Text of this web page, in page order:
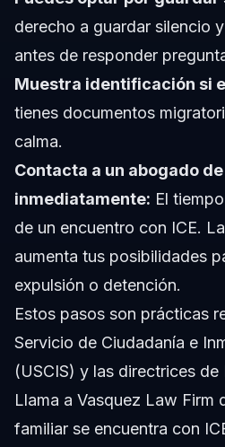
derecho a guardar silencio
antes de responder
Muestra identificación si
tienes documentos
calma.
Contacta a un abogado
inmediatamente: El
de un encuentro con ICE.
aumenta tus posibilidades
expulsión o detención.
Estos pasos son prácticas
Servicio de Ciudadanía e
(USCIS) y las directrices de
Llama a Vasquez Law Firm
familiar se encuentra con